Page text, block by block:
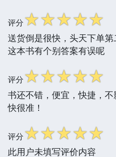
评分☆☆☆☆☆
送货倒是很快，头天下单
这本书有个别答案有误呢
评分☆☆☆☆☆
书还不错，便宜，快捷，
快很准！
评分☆☆☆☆☆
此用户未填写评价内容